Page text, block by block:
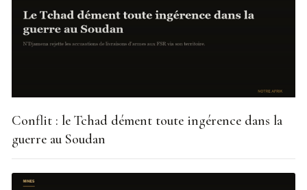
Conflit : le Tchad dément toute ingérence dans la
guerre au Soudan